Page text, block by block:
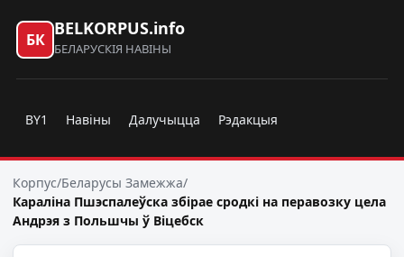
БК
BELKORPUS.info
БЕЛАРУСКІЯ НАВІНЫ
BY1 Навіны Далучыцца Рэдакцыя
Корпус/Беларусы Замежжа/
Караліна Пшэспалеўска збірае сродкі на перавозку цела
Андрэя з Польшчы ў Віцебск